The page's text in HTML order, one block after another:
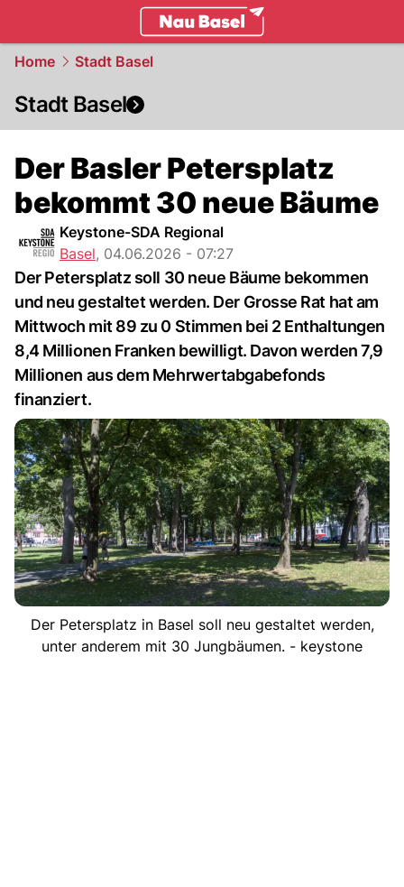
Home Stadt Basel
Stadt Basel
Der Basler Petersplatz
bekommt 30 neue Bäume
Keystone-SDA Regional
Basel, 04.06.2026 - 07:27
Der Petersplatz soll 30 neue Bäume bekommen
und neu gestaltet werden. Der Grosse Rat hat am
Mittwoch mit 89 zu 0 Stimmen bei 2 Enthaltungen
8,4 Millionen Franken bewilligt. Davon werden 7,9
Millionen aus dem Mehrwertabgabefonds
finanziert.
Der Petersplatz in Basel soll neu gestaltet werden,
unter anderem mit 30 Jungbäumen. - keystone